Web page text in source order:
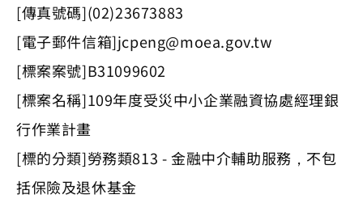
[傳真號碼](02)23673883
[電子郵件信箱]jcpeng@moea.gov.tw
[標案案號]B31099602
[標案名稱]109年度受災中小企業融資協處經理銀
行作業計畫
[標的分類]勞務類813 - 金融中介輔助服務，不包
括保險及退休基金